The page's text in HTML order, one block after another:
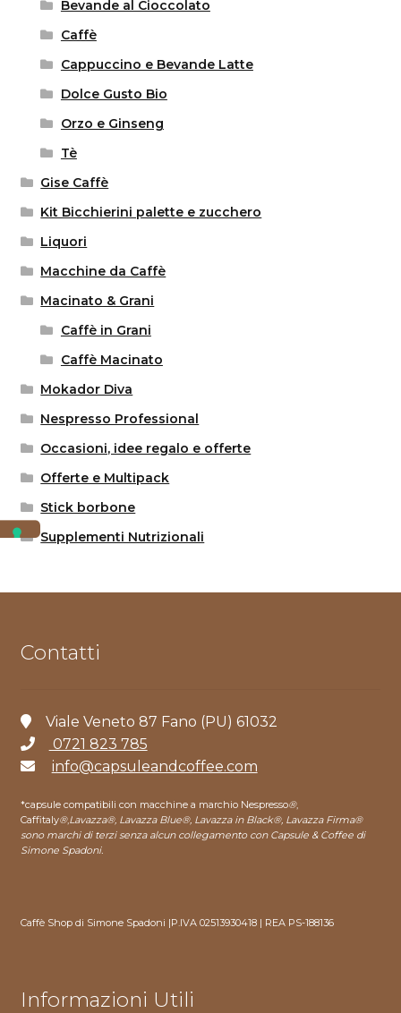
Bevande al Cioccolato
Caffè
Cappuccino e Bevande Latte
Dolce Gusto Bio
Orzo e Ginseng
Tè
Gise Caffè
Kit Bicchierini palette e zucchero
Liquori
Macchine da Caffè
Macinato & Grani
Caffè in Grani
Caffè Macinato
Mokador Diva
Nespresso Professional
Occasioni, idee regalo e offerte
Offerte e Multipack
Stick borbone
Supplementi Nutrizionali
Contatti
Viale Veneto 87 Fano (PU) 61032
0721 823 785
info@capsuleandcoffee.com
*capsule compatibili con macchine a marchio Nespresso®,
Caffitaly®,Lavazza®, Lavazza Blue®, Lavazza in Black®, Lavazza Firma®
sono marchi di terzi senza alcun collegamento con Capsule & Coffee di
Simone Spadoni.
Caffè Shop di Simone Spadoni |P.IVA 02513930418 | REA PS-188136
Informazioni Utili